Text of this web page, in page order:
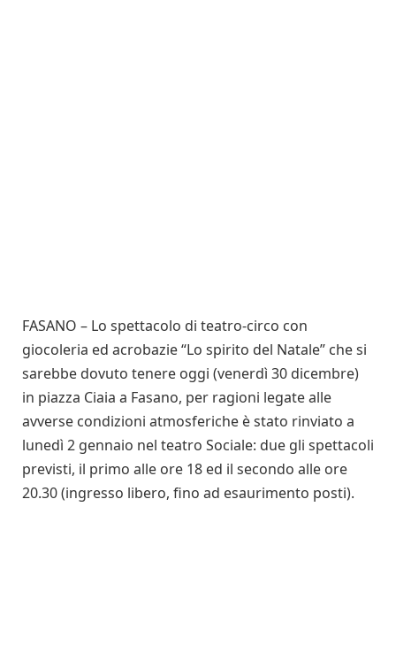
FASANO – Lo spettacolo di teatro-circo con
giocoleria ed acrobazie “Lo spirito del Natale” che si
sarebbe dovuto tenere oggi (venerdì 30 dicembre)
in piazza Ciaia a Fasano, per ragioni legate alle
avverse condizioni atmosferiche è stato rinviato a
lunedì 2 gennaio nel teatro Sociale: due gli spettacoli
previsti, il primo alle ore 18 ed il secondo alle ore
20.30 (ingresso libero, fino ad esaurimento posti).